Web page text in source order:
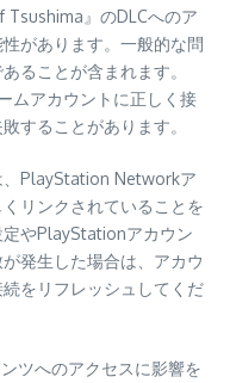
』のDLCへのア
があります。一般的な問
ることが含まれます。
ムアカウントに正しく接
することがあります。
、PlayStation Networkア
リンクされていることを
やPlayStationアカウン
発生した場合は、アカウ
をリフレッシュしてくだ
ツへのアクセスに影響を